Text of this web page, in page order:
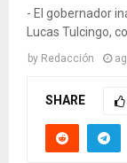
- El gobernador
Lucas Tulcingo,
by Redacción
SHARE